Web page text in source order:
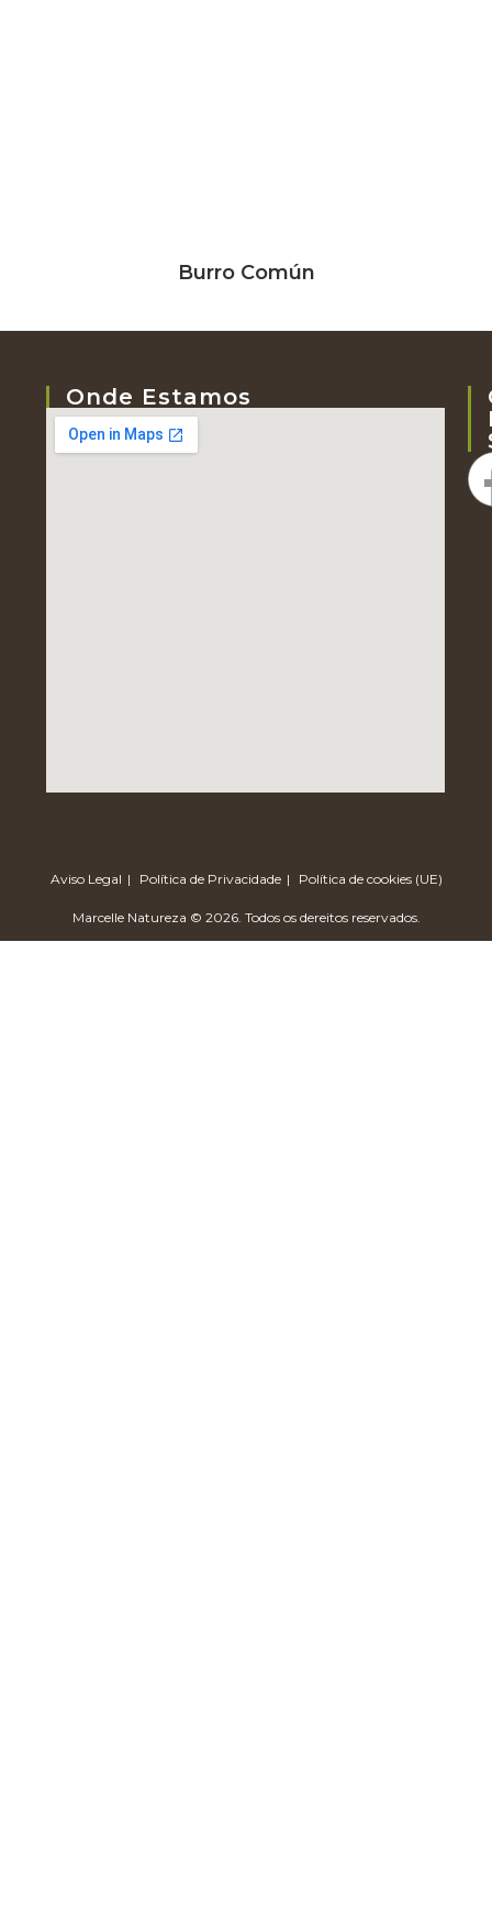
Burro Común
Onde Estamos
Aviso Legal Política de Privacidade Política de cookies (UE)
Marcelle Natureza © 2026. Todos os dereitos reservados.